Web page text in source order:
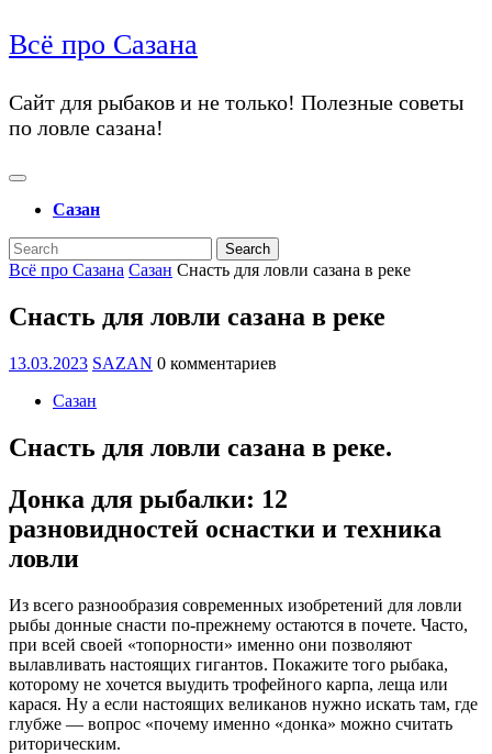
перейти
к
перейти
к
содержанию
Всё про Сазана
Сайт для рыбаков и не только! Полезные советы
по ловле сазана!
Открыть
Сазан
Закрыть
меню
Search
for:
Всё про Сазана Сазан Снасть для ловли сазана в реке
Снасть для ловли сазана в реке
13.03.202313.03.2023
SAZAN SAZAN
0 комментариев
Сазан
Снасть для ловли сазана в реке.
Донка для рыбалки: 12
разновидностей оснастки и техника
ловли
Из всего разнообразия современных изобретений для ловли
рыбы донные снасти по-прежнему остаются в почете. Часто,
при всей своей «топорности» именно они позволяют
вылавливать настоящих гигантов. Покажите того рыбака,
которому не хочется выудить трофейного карпа, леща или
карася. Ну а если настоящих великанов нужно искать там, где
глубже — вопрос «почему именно «донка» можно считать
риторическим.